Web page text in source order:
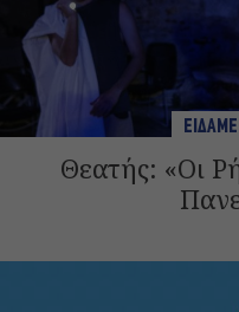
Θεατής: «Οι